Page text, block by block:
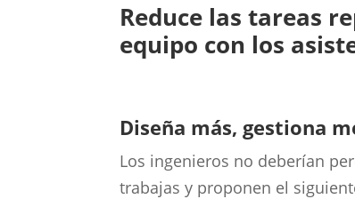
Reduce las tareas
equipo con los
Diseña más, gestiona
Los ingenieros no deberían
trabajas y proponen el